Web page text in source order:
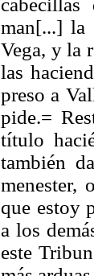
man[...] la
Vega, y la
las
preso a
pide.=
título
también
menester,
que estoy
a los
este